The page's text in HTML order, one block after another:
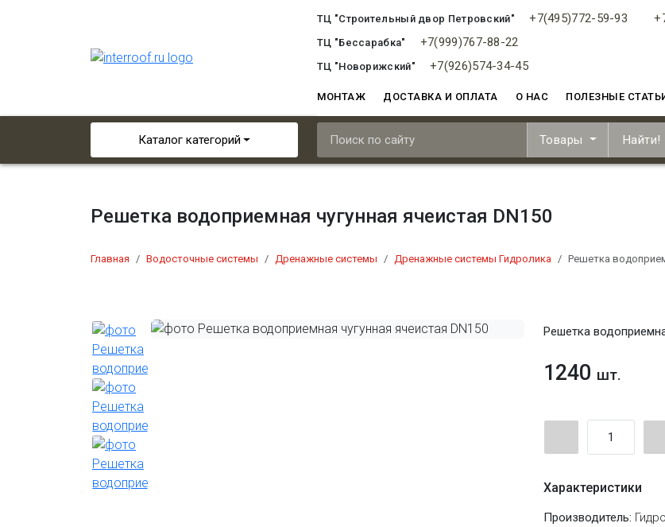
ТЦ "Строительный двор Петровский" +7(495)772-59-93
ТЦ "Бессарабка" +7(999)767-88-22
ТЦ "Новорижский" +7(926)574-34-45
МОНТАЖ ДОСТАВКА И ОПЛАТА О НАС ПОЛЕЗНЫЕ
Каталог категорий Товары Найти!
Решетка водоприемная чугунная ячеистая DN150
Главная Водосточные системы Дренажные системы Дренажные системы Гидролика Решетка
Решетка
1240 шт.
Характеристики
Производитель: